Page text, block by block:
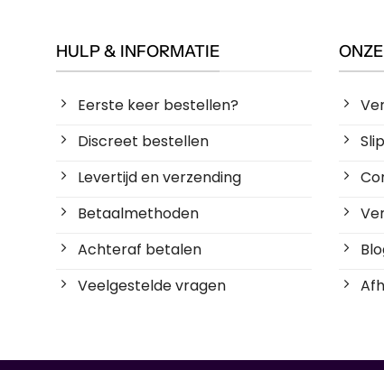
HULP & INFORMATIE
Eerste keer bestellen?
Discreet bestellen
Levertijd en verzending
Betaalmethoden
Achteraf betalen
Veelgestelde vragen